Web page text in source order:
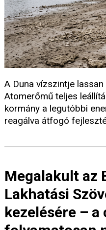
A Duna vízszintje
Atomerőmű teljes
kormány a legutóbbi
reagálva átfogó
Megalakult az
Lakhatási
kezelésére –